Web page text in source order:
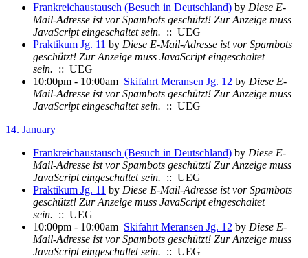
Frankreichaustausch (Besuch in Deutschland) by Diese E-
Mail-Adresse ist vor Spambots geschützt! Zur Anzeige muss
JavaScript eingeschaltet sein. :: UEG
Praktikum Jg. 11 by Diese E-Mail-Adresse ist vor Spambots
geschützt! Zur Anzeige muss JavaScript eingeschaltet
sein. :: UEG
10:00pm - 10:00am Skifahrt Meransen Jg. 12 by Diese E-
Mail-Adresse ist vor Spambots geschützt! Zur Anzeige muss
JavaScript eingeschaltet sein. :: UEG
14. January
Frankreichaustausch (Besuch in Deutschland) by Diese E-
Mail-Adresse ist vor Spambots geschützt! Zur Anzeige muss
JavaScript eingeschaltet sein. :: UEG
Praktikum Jg. 11 by Diese E-Mail-Adresse ist vor Spambots
geschützt! Zur Anzeige muss JavaScript eingeschaltet
sein. :: UEG
10:00pm - 10:00am Skifahrt Meransen Jg. 12 by Diese E-
Mail-Adresse ist vor Spambots geschützt! Zur Anzeige muss
JavaScript eingeschaltet sein. :: UEG